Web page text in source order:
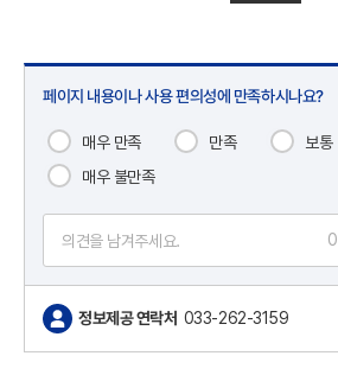
페이지 내용이나 사용 편의성에 만족하시나요?
매우 만족 만족 보통
매우 불만족
0
정보제공 연락처 033-262-3159